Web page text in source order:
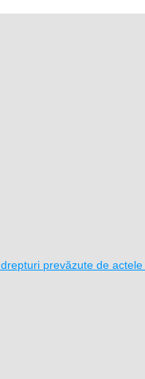
prevăzute de